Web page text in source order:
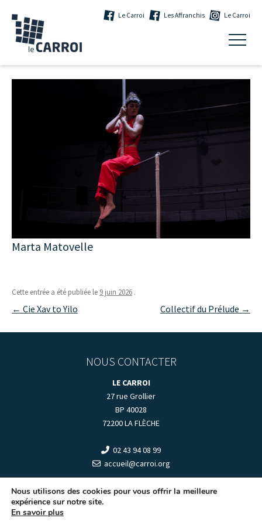
Le Carroi Les Affranchis Le Carroi
Marta Matovelle
Cette entrée a été publiée le 9 juin 2026 .
Navigation
← Cie Xav to Yilo Collectif du Prélude →
NOUS CONTACTER
LE CARROI
27 rue Grollier
BP 40028
72200 LA FLÈCHE
02 43 94 08 99
accueil@carroi.org
+HORAIRES D'OUVERTURE+
Nous utilisons des cookies pour vous offrir la meilleure
expérience sur notre site.
En savoir plus